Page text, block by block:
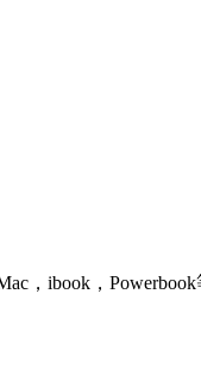
，ibook，